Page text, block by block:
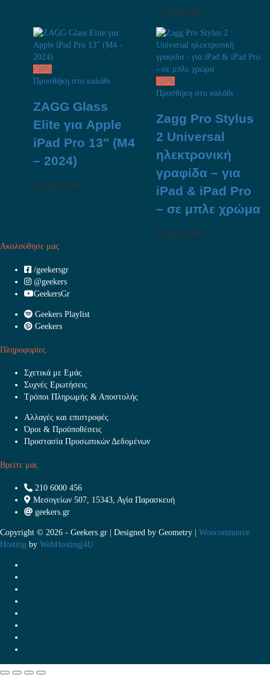
59,90€89,90€
-50%
Προσθήκη στο καλάθι
ZAGG Glass
Elite για Apple
iPad Pro 13″ (M4
– 2024)
19,90€39,90€
-25%
Προσθήκη στο καλάθι
Zagg Pro Stylus
2 Universal
ηλεκτρονική
γραφίδα – για
iPad & iPad Pro
– σε μπλε χρώμα
59,90€79,90€
Ακολούθησε μας
/geekersgr
@geekers
GeekersGr
Geekers Playlist
Geekers
Πληροφορίες
Σχετικά με Εμάς
Συχνές Ερωτήσεις
Τρόποι Πληρωμής & Αποστολής
Αλλαγές και επιστροφές
Όροι & Προϋποθέσεις
Προστασία Προσωπικών Δεδομένων
Βρείτε μας
210 6000 456
Μεσογείων 507, 15343, Αγία Παρασκευή
geekers.gr
Copyright © 2026 - Geekers.gr | Designed by Geometry
Woocommerce
Hosting by WebHosting|4U